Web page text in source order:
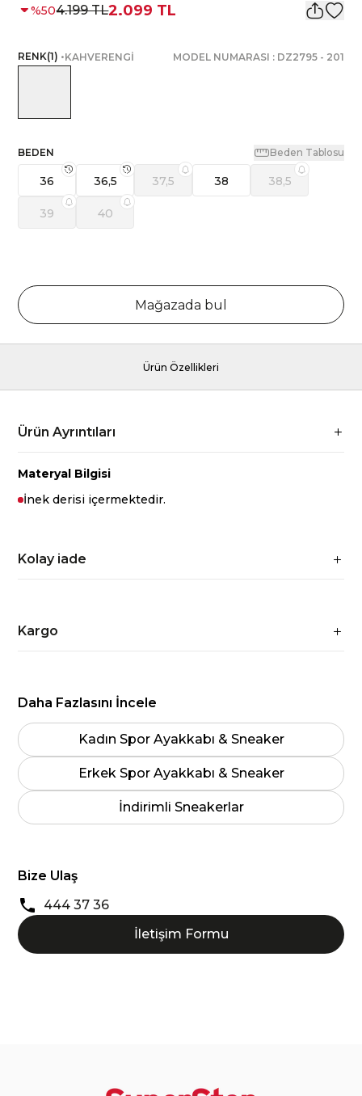
%504.199 TL2.099 TL
RENK(1) •KAHVERENGİ MODEL NUMARASI : DZ2795- 201
BEDEN Beden Tablosu
36 36,5 37,5 38 38,5
39 40
Mağazada bul
Ürün Özellikleri
Ürün Ayrıntıları
Materyal Bilgisi
İnek derisi içermektedir.
Kolay iade
Kargo
Daha Fazlasını İncele
Kadın Spor Ayakkabı & Sneaker
Erkek Spor Ayakkabı & Sneaker
İndirimli Sneakerlar
Bize Ulaş
444 37 36
İletişim Formu